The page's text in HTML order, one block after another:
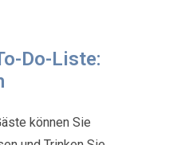
Do-Liste:
können Sie